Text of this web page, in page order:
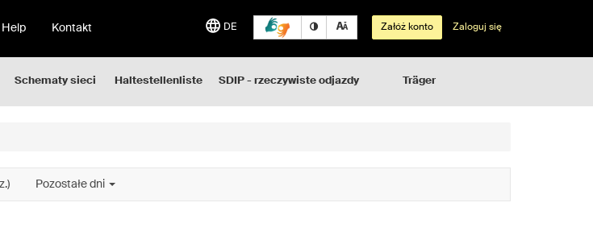
Help Kontakt DE Załóż konto Zaloguj się
Schematy sieci Haltestellenliste SDIP - rzeczywiste odjazdy Träger
Pozostałe dni